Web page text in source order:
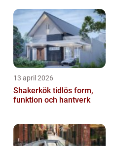
13 april 2026
Shakerkök tidlös form,
funktion och hantverk